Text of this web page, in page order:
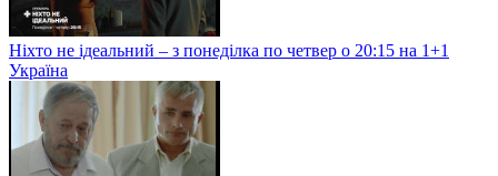
Ніхто не ідеальний – з понеділка по четвер о 20:15 на 1+1
Україна